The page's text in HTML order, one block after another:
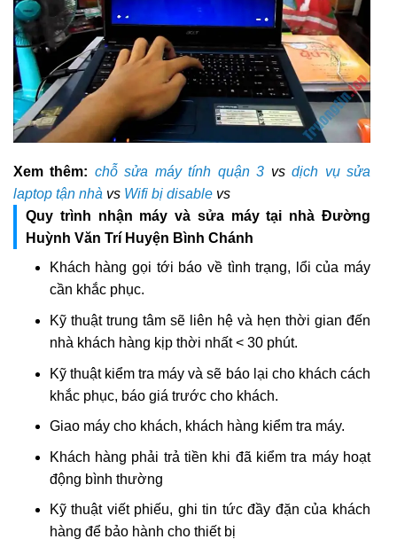
Xem thêm: chỗ sửa máy tính quận 3 vsdịch vụ sửa
laptop tận nhà vs Wifi bị disable vs
Quy trình nhận máy và sửa máy tại nhà Đường
Huỳnh Văn Trí Huyện Bình Chánh
Khách hàng gọi tới báo về tình trạng, lổi của máy
cần khắc phục.
Kỹ thuật trung tâm sẽ liên hệ và hẹn thời gian đến
nhà khách hàng kịp thời nhất < 30 phút.
Kỹ thuật kiểm tra máy và sẽ báo lại cho khách cách
khắc phục, báo giá trước cho khách.
Giao máy cho khách, khách hàng kiểm tra máy.
Khách hàng phải trả tiền khi đã kiểm tra máy hoạt
động bình thường
Kỹ thuật viết phiếu, ghi tin tức đầy đặn của khách
hàng để bảo hành cho thiết bị